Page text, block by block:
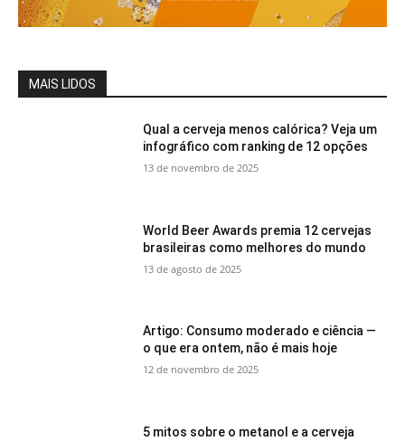
MAIS LIDOS
Qual a cerveja menos calórica? Veja um
infográfico com ranking de 12 opções
13 de novembro de 2025
World Beer Awards premia 12 cervejas
brasileiras como melhores do mundo
13 de agosto de 2025
Artigo: Consumo moderado e ciência —
o que era ontem, não é mais hoje
12 de novembro de 2025
5 mitos sobre o metanol e a cerveja